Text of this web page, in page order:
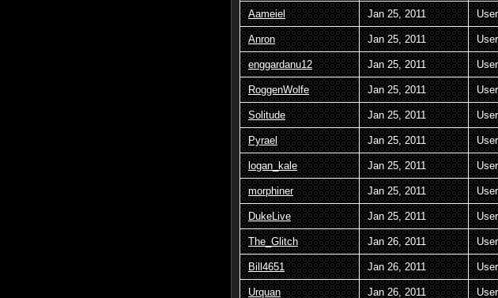
Aameiel Jan 25, 2011 User
Anron Jan 25, 2011 User
enggardanu12 Jan 25, 2011 User
RoggenWolfe Jan 25, 2011 User
Solitude Jan 25, 2011 User
Pyrael Jan 25, 2011 User
logan_kale Jan 25, 2011 User
morphiner Jan 25, 2011 User
DukeLive Jan 25, 2011 User
The_Glitch Jan 26, 2011 User
Bill4651 Jan 26, 2011 User
Urquan Jan 26, 2011 User